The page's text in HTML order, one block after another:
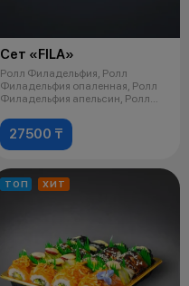
Сет «FILA»
Ролл Филадельфия, Ролл
Филадельфия опаленная, Ролл
Филадельфия апельсин, Ролл
27500 ₸
ТОП ХИТ